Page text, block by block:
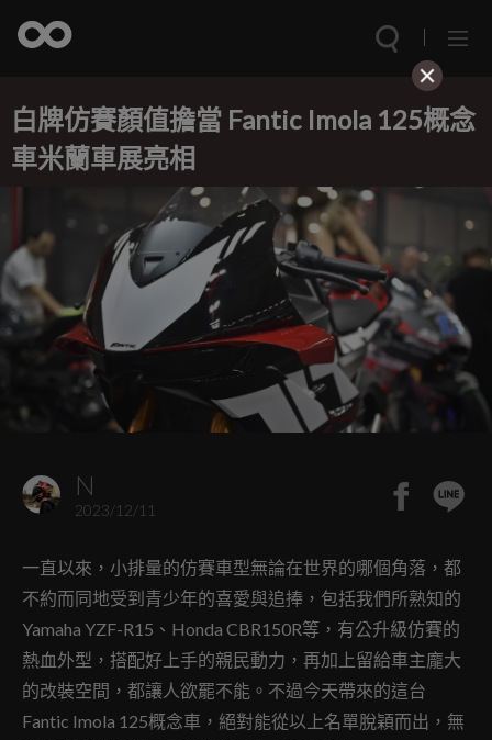
白牌仿賽顏值擔當 Fantic Imola 125概念
車米蘭車展亮相
N
2023/12/11
一直以來，小排量的仿賽車型無論在世界的哪個角落，都
不約而同地受到青少年的喜愛與追捧，包括我們所熟知的
Yamaha YZF-R15、Honda CBR150R等，有公升級仿賽的
熱血外型，搭配好上手的親民動力，再加上留給車主龐大
的改裝空間，都讓人欲罷不能。不過今天帶來的這台
Fantic Imola 125概念車，絕對能從以上名單脫穎而出，無